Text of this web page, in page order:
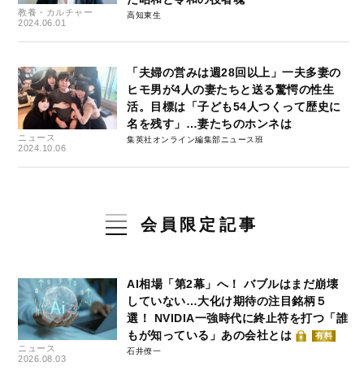
教養・カルチャー
2024.06.01
高知東生
ニュース
2024.10.06
「夫婦の営みは週28回以上」一夫多妻の
ヒモ男が4人の妻たちと送る驚愕の性生
活。目標は「子ども54人つくって歴史に
名を残す」…妻たちのホンネは
集英社オンライン編集部ニュース班
会員限定記事
ニュース
2026.08.03
AI相場「第2幕」へ！ バブルはまだ崩壊
していない…大化け期待の注目銘柄５
選！ NVIDIA一強時代に終止符を打つ「誰
もが知っている」あの会社とは
有料
石井僚一